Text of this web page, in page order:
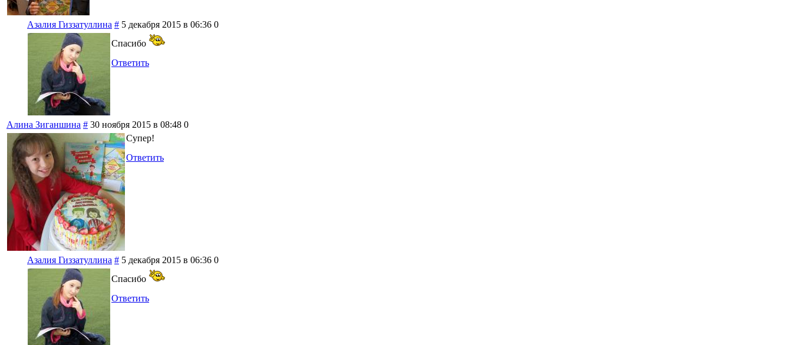
Азалия Гиззатуллина # 5 декабря 2015 в 06:36 0
Спасибо
Ответить
Алина Зиганшина # 30 ноября 2015 в 08:48 0
Супер!
Ответить
Азалия Гиззатуллина # 5 декабря 2015 в 06:36 0
Спасибо
Ответить